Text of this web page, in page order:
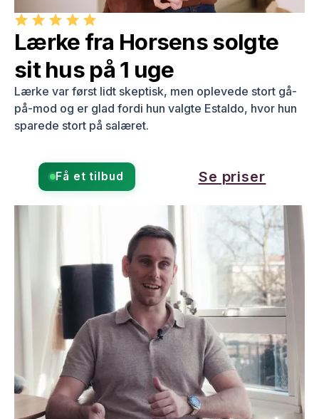
Lærke fra Horsens solgte
sit hus på 1 uge
Lærke var først lidt skeptisk, men oplevede stort gå-
på-mod og er glad fordi hun valgte Estaldo, hvor hun
sparede stort på salæret.
Få et tilbud Se priser